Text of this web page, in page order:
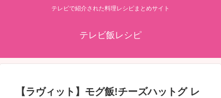
テレビで紹介された料理レシピまとめサイト
テレビ飯レシピ
【ラヴィット】モグ飯!チーズハットグ レ